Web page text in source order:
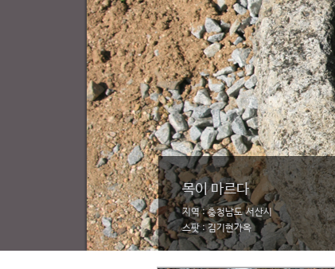
지역 : 충청남도 서산시
스팟 : 김기현가옥
목이 마르다